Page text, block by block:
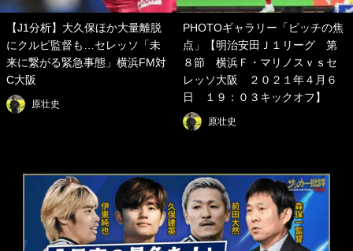
【J1分析】大久保ほか大量離脱
にクルピ監督も…セレッソ「未
来に繋がる緊急事態」横浜FM対
C大阪
原壮史
PHOTOギャラリー「ピッチの焦
点」【明治安田Ｊ１リーグ 第
８節 横浜Ｆ・マリノスｖｓセ
レッソ大阪 ２０２１年４月６
日 １９：０３キックオフ】
原壮史